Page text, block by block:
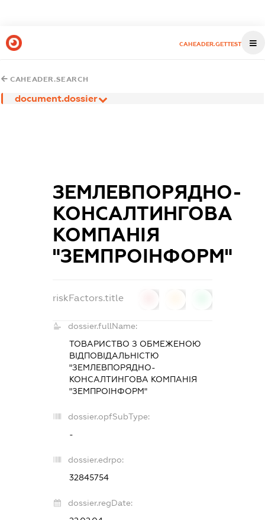
CAHEADER.GETTEST
CAHEADER.SEARCH
document.dossier
ЗЕМЛЕВПОРЯДНО-
КОНСАЛТИНГОВА
КОМПАНІЯ
"ЗЕМПРОІНФОРМ"
riskFactors.title
dossier.fullName:
ТОВАРИСТВО З ОБМЕЖЕНОЮ
ВІДПОВІДАЛЬНІСТЮ
"ЗЕМЛЕВПОРЯДНО-
КОНСАЛТИНГОВА КОМПАНІЯ
"ЗЕМПРОІНФОРМ"
dossier.opfSubType:
-
dossier.edrpo:
32845754
dossier.regDate: